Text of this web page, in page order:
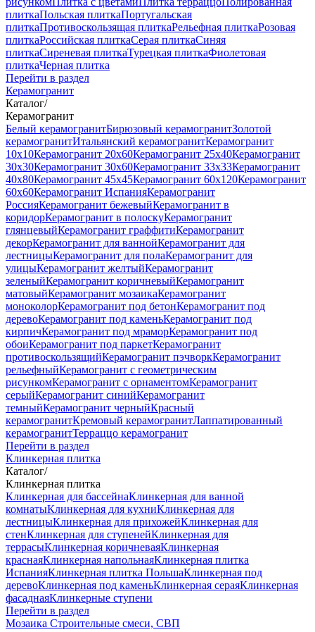
плиткаПольская плиткаПортугальская
плиткаПротивоскользящая плиткаРельефная плиткаРозовая
плиткаРоссийская плиткаСерая плиткаСиняя
плиткаСиреневая плиткаТурецкая плиткаФиолетовая
плиткаЧерная плитка
Перейти в раздел
Керамогранит
Каталог/
Керамогранит
Белый керамогранитБирюзовый керамогранитЗолотой
керамогранитИтальянский керамогранитКерамогранит
10x10Керамогранит 20x60Керамогранит 25x40Керамогранит
30x30Керамогранит 30x60Керамогранит 33x33Керамогранит
40x80Керамогранит 45x45Керамогранит 60x120Керамогранит
60x60Керамогранит ИспанияКерамогранит
РоссияКерамогранит бежевыйКерамогранит в
коридорКерамогранит в полоскуКерамогранит
глянцевыйКерамогранит граффитиКерамогранит
декорКерамогранит для ваннойКерамогранит для
лестницыКерамогранит для полаКерамогранит для
улицыКерамогранит желтыйКерамогранит
зеленыйКерамогранит коричневыйКерамогранит
матовыйКерамогранит мозаикаКерамогранит
моноколорКерамогранит под бетонКерамогранит под
деревоКерамогранит под каменьКерамогранит под
кирпичКерамогранит под мраморКерамогранит под
обоиКерамогранит под паркетКерамогранит
противоскользящийКерамогранит пэчворкКерамогранит
рельефныйКерамогранит с геометрическим
рисункомКерамогранит с орнаментомКерамогранит
серыйКерамогранит синийКерамогранит
темныйКерамогранит черныйКрасный
керамогранитКремовый керамогранитЛаппатированный
керамогранитТерраццо керамогранит
Перейти в раздел
Клинкерная плитка
Каталог/
Клинкерная плитка
Клинкерная для бассейнаКлинкерная для ванной
комнатыКлинкерная для кухниКлинкерная для
лестницыКлинкерная для прихожейКлинкерная для
стенКлинкерная для ступенейКлинкерная для
террасыКлинкерная коричневаяКлинкерная
краснаяКлинкерная напольнаяКлинкерная плитка
ИспанияКлинкерная плитка ПольшаКлинкерная под
деревоКлинкерная под каменьКлинкерная сераяКлинкерная
фасаднаяКлинкерные ступени
Перейти в раздел
Мозаика Строительные смеси, СВП